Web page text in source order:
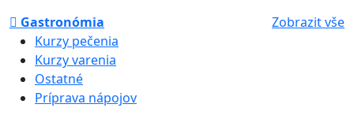
Gastronómia
Zobrazit vše
Kurzy pečenia
Kurzy varenia
Ostatné
Príprava nápojov